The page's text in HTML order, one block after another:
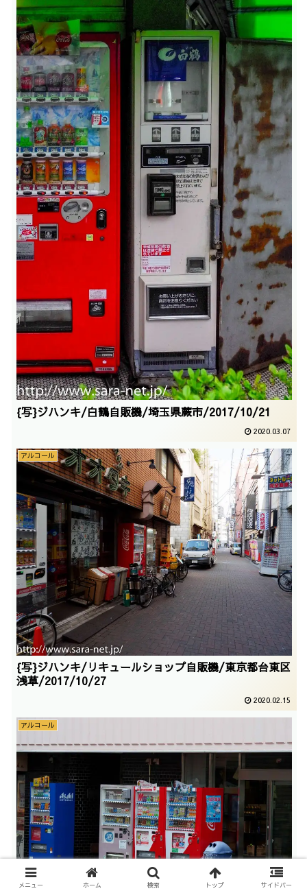
{写}ジハンキ/白鶴自販機/埼玉県蕨市/2017/10/21
2020.03.07
アルコール
{写}ジハンキ/リキュールショップ自販機/東京都台東区
浅草/2017/10/27
2020.02.15
アルコール
メニュー ホーム 検索 トップ サイドバー